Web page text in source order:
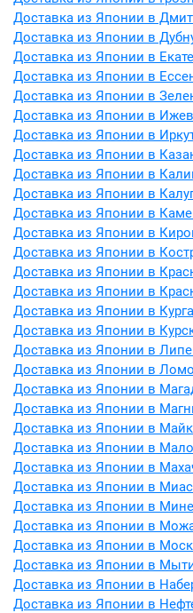
Доставка из Японии в
Доставка из Японии в
Доставка из Японии в
Доставка из Японии в
Доставка из Японии в
Доставка из Японии в
Доставка из Японии в
Доставка из Японии в
Доставка из Японии в
Доставка из Японии в
Доставка из Японии в
Доставка из Японии в
Доставка из Японии в
Доставка из Японии в
Доставка из Японии в
Доставка из Японии в
Доставка из Японии в
Доставка из Японии в
Доставка из Японии в
Доставка из Японии в
Доставка из Японии в
Доставка из Японии в
Доставка из Японии в
Доставка из Японии в
Доставка из Японии в
Доставка из Японии в
Доставка из Японии в
Доставка из Японии в
Доставка из Японии в
Доставка из Японии в
Доставка из Японии в